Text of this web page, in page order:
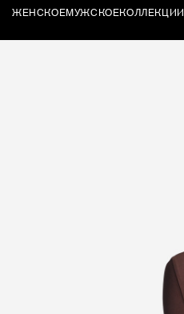
ЖЕНСКОЕМУЖСКОЕКОЛЛЕКЦИИ